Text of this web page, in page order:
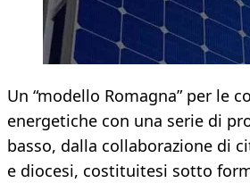
Un “modello Romagna” per le
energetiche con una serie di
basso, dalla collaborazione di
e diocesi, costituitesi sotto